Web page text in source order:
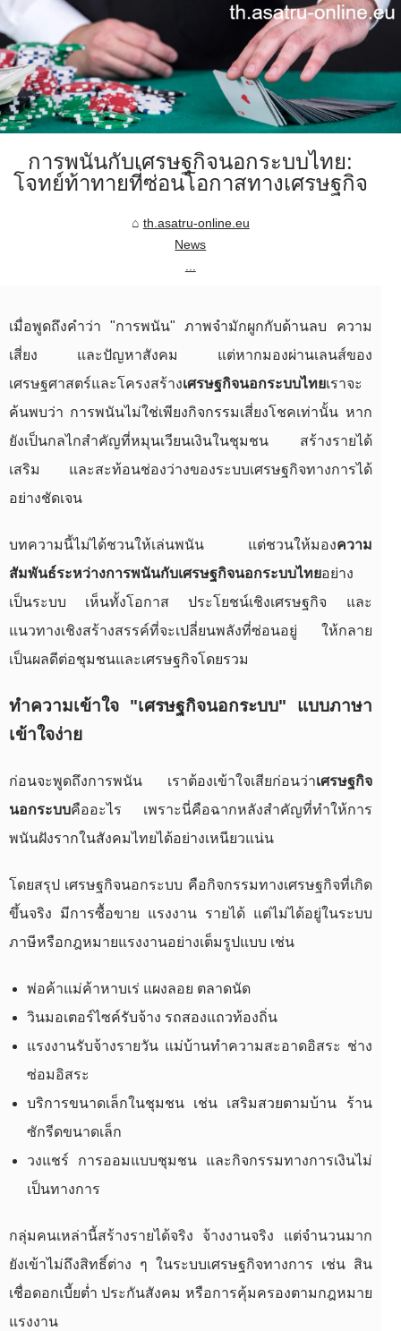
การพนันกับเศรษฐกิจนอกระบบไทย:
โจทย์ท้าทายที่ซ่อนโอกาสทางเศรษฐกิจ
th.asatru-online.eu
News
...
เมื่อพูดถึงคำว่า "การพนัน" ภาพจำมักผูกกับด้านลบ ความ
เสี่ยง และปัญหาสังคม แต่หากมองผ่านเลนส์ของ
เศรษฐศาสตร์และโครงสร้างเศรษฐกิจนอกระบบไทยเราจะ
ค้นพบว่า การพนันไม่ใช่เพียงกิจกรรมเสี่ยงโชคเท่านั้น หาก
ยังเป็นกลไกสำคัญที่หมุนเวียนเงินในชุมชน สร้างรายได้
เสริม และสะท้อนช่องว่างของระบบเศรษฐกิจทางการได้
อย่างชัดเจน
บทความนี้ไม่ได้ชวนให้เล่นพนัน แต่ชวนให้มองความ
สัมพันธ์ระหว่างการพนันกับเศรษฐกิจนอกระบบไทยอย่าง
เป็นระบบ เห็นทั้งโอกาส ประโยชน์เชิงเศรษฐกิจ และ
แนวทางเชิงสร้างสรรค์ที่จะเปลี่ยนพลังที่ซ่อนอยู่ ให้กลาย
เป็นผลดีต่อชุมชนและเศรษฐกิจโดยรวม
ทำความเข้าใจ "เศรษฐกิจนอกระบบ" แบบภาษา
เข้าใจง่าย
ก่อนจะพูดถึงการพนัน เราต้องเข้าใจเสียก่อนว่าเศรษฐกิจ
นอกระบบคืออะไร เพราะนี่คือฉากหลังสำคัญที่ทำให้การ
พนันฝังรากในสังคมไทยได้อย่างเหนียวแน่น
โดยสรุป เศรษฐกิจนอกระบบ คือกิจกรรมทางเศรษฐกิจที่เกิด
ขึ้นจริง มีการซื้อขาย แรงงาน รายได้ แต่ไม่ได้อยู่ในระบบ
ภาษีหรือกฎหมายแรงงานอย่างเต็มรูปแบบ เช่น
พ่อค้าแม่ค้าหาบเร่ แผงลอย ตลาดนัด
วินมอเตอร์ไซค์รับจ้าง รถสองแถวท้องถิ่น
แรงงานรับจ้างรายวัน แม่บ้านทำความสะอาดอิสระ ช่าง
ซ่อมอิสระ
บริการขนาดเล็กในชุมชน เช่น เสริมสวยตามบ้าน ร้าน
ซักรีดขนาดเล็ก
วงแชร์ การออมแบบชุมชน และกิจกรรมทางการเงินไม่
เป็นทางการ
กลุ่มคนเหล่านี้สร้างรายได้จริง จ้างงานจริง แต่จำนวนมาก
ยังเข้าไม่ถึงสิทธิ์ต่าง ๆ ในระบบเศรษฐกิจทางการ เช่น สิน
เชื่อดอกเบี้ยต่ำ ประกันสังคม หรือการคุ้มครองตามกฎหมาย
แรงงาน